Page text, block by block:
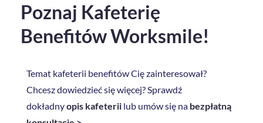
Poznaj Kafeterię
Benefitów Worksmile!
Temat kafeterii benefitów Cię zainteresował?
Chcesz dowiedzieć się więcej? Sprawdź
dokładnyopis kafeterii lub umów się na bezpłatną